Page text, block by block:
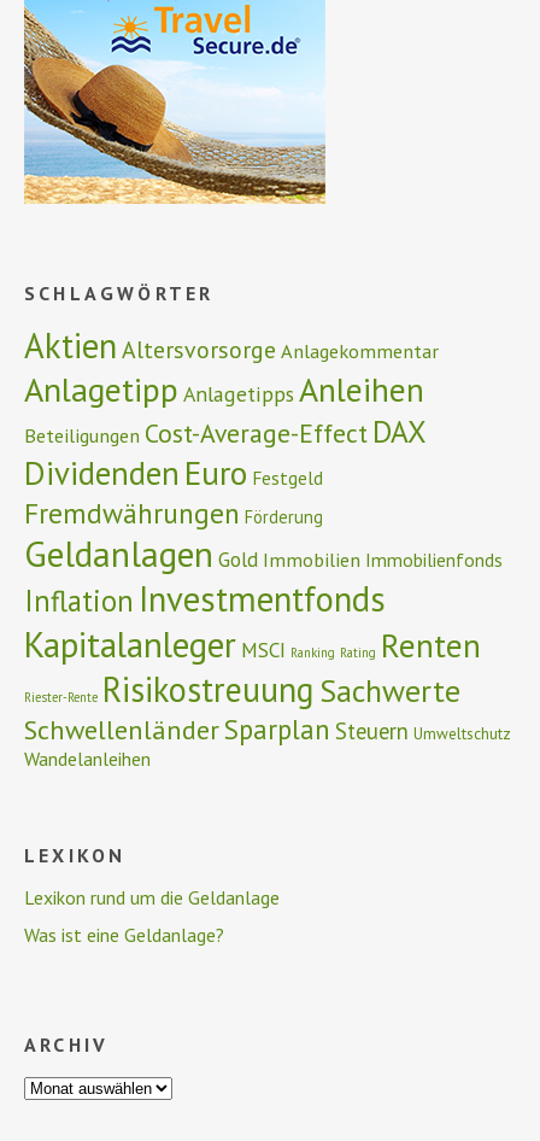
SCHLAGWÖRTER
Aktien Altersvorsorge Anlagekommentar
Anlagetipp Anlagetipps Anleihen
Beteiligungen Cost-Average-Effect DAX
Dividenden Euro Festgeld
Fremdwährungen Förderung
Geldanlagen Gold Immobilien Immobilienfonds
Inflation Investmentfonds
Kapitalanleger MSCI Ranking Rating Renten
Riester-Rente Risikostreuung Sachwerte
SchwellenländerSparplan Steuern Umweltschutz
Wandelanleihen
LEXIKON
Lexikon rund um die Geldanlage
Was ist eine Geldanlage?
ARCHIV